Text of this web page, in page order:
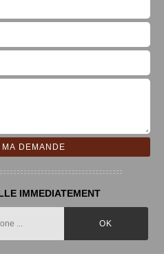
IMMEDIATEMENT